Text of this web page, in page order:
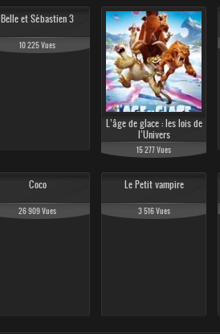
Belle et Sébastien 3
10 225 Vues
L’âge de glace : les lois de
l’Univers
15 277 Vues
Coco
26 909 Vues
Le Petit vampire
3 516 Vues